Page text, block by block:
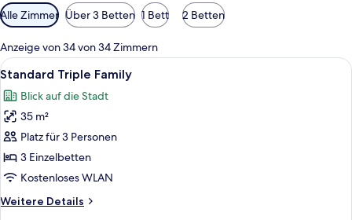
Verfügbare
Filter
für
Zimmer
Alle Zimmer Über 3 Betten 1 Bett 2 Betten
Anzeige von 34 von 34 Zimmern
Alle
Fotos
für
Standard
Triple
Family
anzeigen
Hochwertige Bettwaren,
3
Standard Triple Family
Blick auf die Stadt
35 m²
Platz für 3 Personen
3 Einzelbetten
Kostenloses WLAN
Weitere Details
Weitere